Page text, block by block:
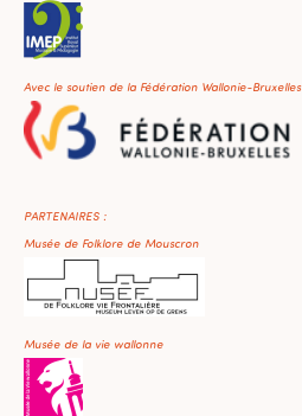
Avec le soutien de la Fédération Wallonie-Bruxelles
PARTENAIRES :
Musée de Folklore de Mouscron
Musée de la vie wallonne